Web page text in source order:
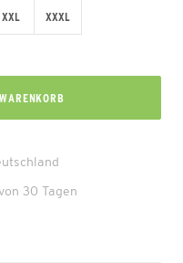
XXL XXXL
WARENKORB
30 Tagen